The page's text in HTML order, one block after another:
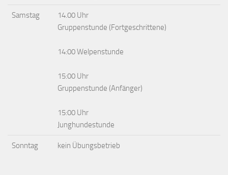
Samstag
14.00 Uhr
Gruppenstunde (Fortgeschrittene)
14:00 Welpenstunde
15:00 Uhr
Gruppenstunde (Anfänger)
15:00 Uhr
Junghundestunde
Sonntag kein Übungsbetrieb